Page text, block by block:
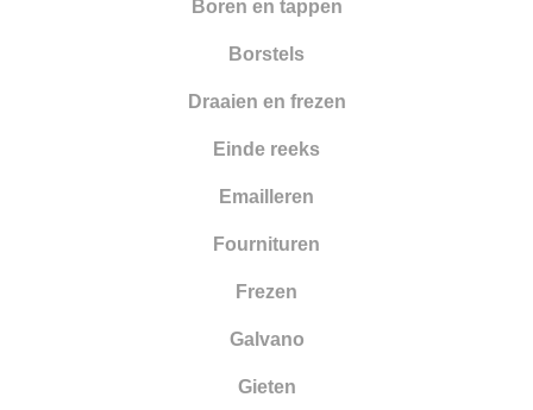
Boren en tappen
Borstels
Draaien en frezen
Einde reeks
Emailleren
Fournituren
Frezen
Galvano
Gieten